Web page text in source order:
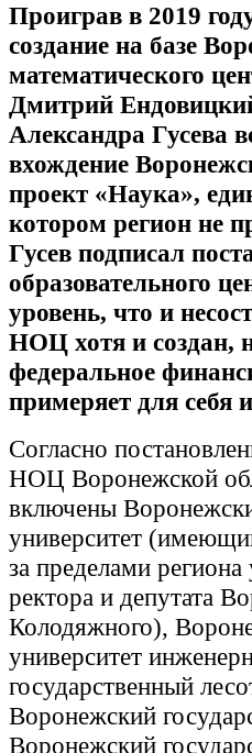
Проиграв в 2019
создание на базе
математического
Дмитрий
Александра Гусева
вхождение
проект «Наука»,
котором регион не
Гусев подписал
образовательного
уровень, что и
НОЦ хотя и создан,
федеральное
примеряет для себя
Согласно
НОЦ Воронежской
включены
университет
за пределами
ректора и депутата
Колодяжного),
университет
государственный
Воронежский
Воронежский